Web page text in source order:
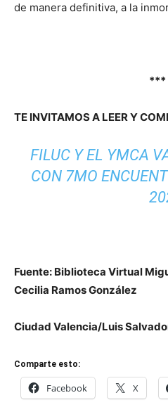
de manera definitiva, a la
***
TE INVITAMOS A LEER Y
FILUC Y EL YMCA
CON 7MO
Fuente: Biblioteca Virtual
Cecilia Ramos González
Ciudad Valencia/Luis
Comparte esto:
Facebook X